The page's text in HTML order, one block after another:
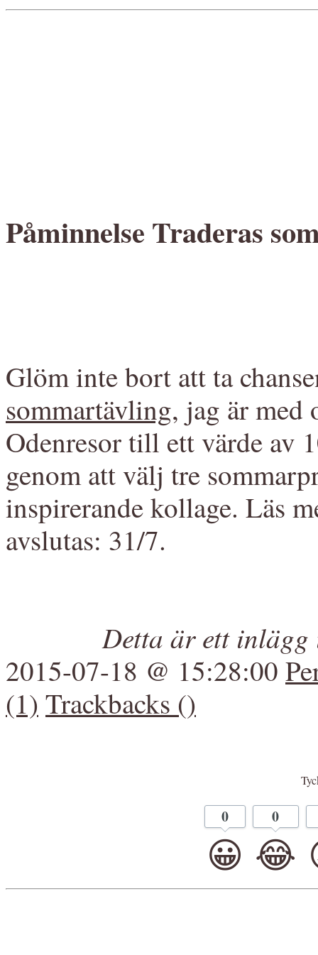
Påminnelse Traderas
Glöm inte bort att ta
sommartävling, jag är
Odenresor till ett värde av
genom att välj tre
inspirerande kollage. Läs
avslutas: 31/7.
Detta är ett inlägg
2015-07-18 @ 15:28:00
(1) Trackbacks ()
0
😀
0
😂